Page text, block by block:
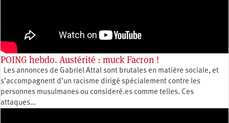
POING hebdo. Austérité : muck Facron !
Les annonces de Gabriel Attal sont brutales en matière sociale, et
s’accompagnent d’un racisme dirigé spécialement contre les
personnes musulmanes ou consideré.es comme telles. Ces
attaques…